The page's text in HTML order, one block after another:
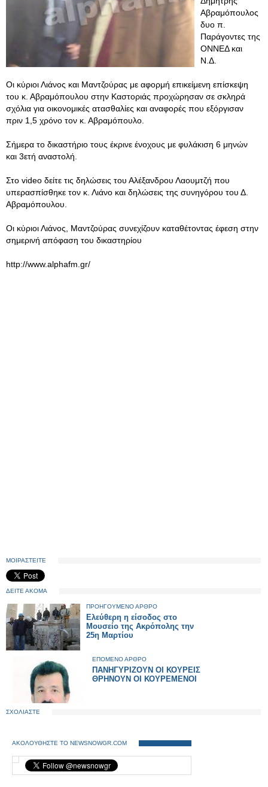
Αβραμόπουλος
δυο π.
Παράγοντες της
ΟΝΝΕΔ και
Ν.Δ.
Οι κύριοι Λιάνος και Μαντζούρας με αφορμή επικείμενη επίσκεψη
του κ. Αβραμόπουλου στην Καστοριάς προχώρησαν σε σκληρά
σχόλια για οικονομικές ατασθαλίες και αναφορές που εξόργισαν
πριν 1,5 χρόνο τον κ. Αβραμόπουλο.
Σήμερα το δικαστήριο τους έκρινε ένοχους με φυλάκιση 6 μηνών
και 3ετή αναστολή.
Στο video δείτε τις δηλώσεις του Αλέξανδρου Λαουμτζή που
υπερασπίσθηκε τον κ. Λιάνο και δηλώσεις της συνηγόρου του Δ.
Αβραμόπουλου.
Οι κύριοι Λιάνος, Μαντζούρας συνεχίζουν καταθέτοντας έφεση στην
σημερινή απόφαση του δικαστηρίου
http://www.alphafm.gr/
ΜΟΙΡΑΣΤΕΙΤΕ
ΔΕΙΤΕ ΑΚΟΜΑ
ΠΡΟΗΓΟΥΜΕΝΟ ΑΡΘΡΟ
Ελεύθερη η είσοδος στο
Μουσείο της Ακρόπολης την
25η Μαρτίου
ΕΠΟΜΕΝΟ ΑΡΘΡΟ
ΠΑΝΗΓΥΡΙΖΟΥΝ ΟΙ ΚΟΥΡΕΙΣ
ΘΡΗΝΟΥΝ ΟΙ ΚΟΥΡΕΜΕΝΟΙ
ΣΧΟΛΙΑΣΤΕ
ΑΚΟΛΟΥΘΗΣΤΕ ΤΟ NEWSNOWGR.COM